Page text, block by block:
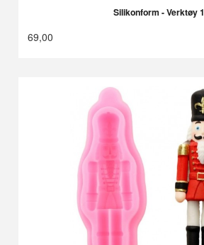
Silikonform - Verktøy 1
69,00